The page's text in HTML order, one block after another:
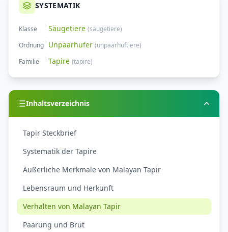
SYSTEMATIK
Klasse Säugetiere (säugetiere)
Ordnung Unpaarhufer (unpaarhuftiere)
Familie
Tapire (tapire)
Inhaltsverzeichnis
Tapir Steckbrief
Systematik der Tapire
Äußerliche Merkmale von Malayan Tapir
Lebensraum und Herkunft
Verhalten von Malayan Tapir
Paarung und Brut